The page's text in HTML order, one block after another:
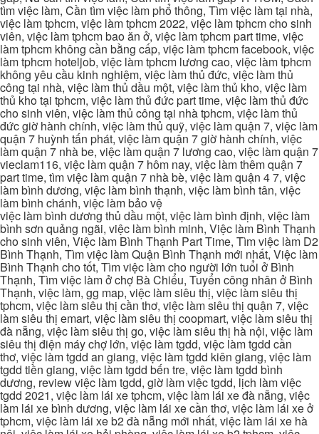
tìm việc làm, Cần tìm việc làm phổ thông, Tìm việc làm tại nhà,
việc làm tphcm, việc làm tphcm 2022, việc làm tphcm cho sinh
viên, việc làm tphcm bao ăn ở, việc làm tphcm part time, việc
làm tphcm không cần bằng cấp, việc làm tphcm facebook, việc
làm tphcm hoteljob, việc làm tphcm lương cao, việc làm tphcm
không yêu cầu kinh nghiệm, việc làm thủ đức, việc làm thủ
công tại nhà, việc làm thủ dầu một, việc làm thủ kho, việc làm
thủ kho tại tphcm, việc làm thủ đức part time, việc làm thủ đức
cho sinh viên, việc làm thủ công tại nhà tphcm, việc làm thủ
đức giờ hành chính, việc làm thủ quỹ, việc làm quận 7, việc làm
quận 7 huỳnh tấn phát, việc làm quận 7 giờ hành chính, việc
làm quận 7 nhà be, việc làm quận 7 lương cao, việc làm quận 7
vieclam116, việc làm quận 7 hôm nay, việc làm thêm quận 7
part time, tìm việc làm quận 7 nhà bè, việc làm quận 4 7, việc
làm bình dương, việc làm bình thạnh, việc làm bình tân, việc
làm bình chánh, việc làm bảo vệ
việc làm bình dương thủ dầu một, việc làm bình định, việc làm
bình sơn quảng ngãi, việc làm bình minh, Việc làm Bình Thạnh
cho sinh viên, Việc làm Bình Thạnh Part Time, Tìm việc làm D2
Bình Thạnh, Tìm việc làm Quận Bình Thạnh mới nhất, Việc làm
Bình Thạnh cho tốt, Tìm việc làm cho người lớn tuổi ở Bình
Thạnh, Tìm việc làm ở chợ Bà Chiểu, Tuyển công nhân ở Bình
Thạnh, việc làm, gg map, việc làm siêu thị, việc làm siêu thị
tphcm, việc làm siêu thị cần thơ, việc làm siêu thị quận 7, việc
làm siêu thị emart, việc làm siêu thị coopmart, việc làm siêu thị
đà nẵng, việc làm siêu thị go, việc làm siêu thị hà nội, việc làm
siêu thị điện máy chợ lớn, việc làm tgdd, việc làm tgdd cần
thơ, việc làm tgdd an giang, việc làm tgdd kiên giang, việc làm
tgdd tiền giang, việc làm tgdd bến tre, việc làm tgdd bình
dương, review việc làm tgdd, giờ làm việc tgdd, lịch làm việc
tgdd 2021, việc làm lái xe tphcm, việc làm lái xe đà nẵng, việc
làm lái xe bình dương, việc làm lái xe cần thơ, việc làm lái xe ở
tphcm, việc làm lái xe b2 đà nẵng mới nhất, việc làm lái xe hà